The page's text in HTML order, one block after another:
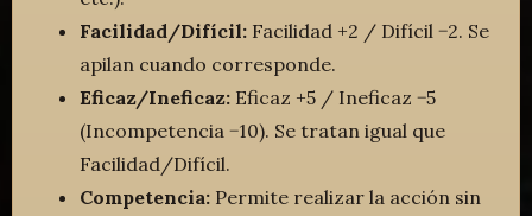
Facilidad/Difícil: Facilidad +2 / Difícil −2. Se
apilan cuando corresponde.
Eficaz/Ineficaz: Eficaz +5 / Ineficaz −5
(Incompetencia −10). Se tratan igual que
Facilidad/Difícil.
Competencia: Permite realizar la acción sin